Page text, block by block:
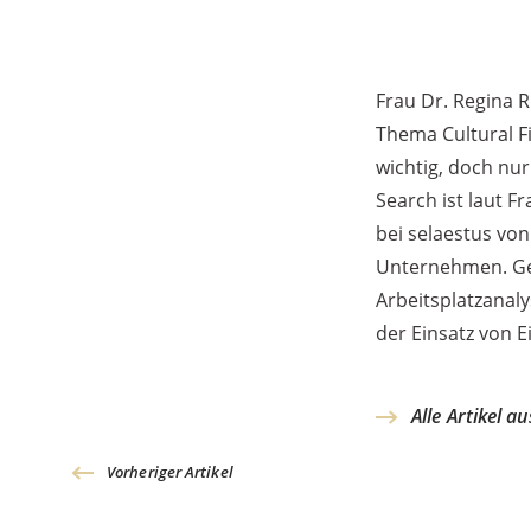
Frau Dr. Regina
Thema Cultural
wichtig, doch
Search ist laut
bei selaestus
Unternehmen.
der Einsatz von
Alle Artikel
Vorheriger Artikel